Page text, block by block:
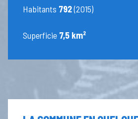
Habitants 792(2015)
Superficie 7,5 km²